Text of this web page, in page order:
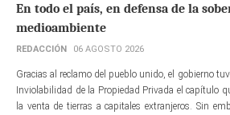
En todo el país, en defensa de la
medioambiente
REDACCIÓN 06 AGOSTO 2026
Gracias al reclamo del pueblo unido, el gobierno
Inviolabilidad de la Propiedad Privada el capítulo
la venta de tierras a capitales extranjeros. Sin